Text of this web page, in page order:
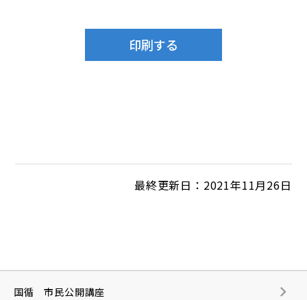
最終更新日：2021年11月26日
国循 市民公開講座